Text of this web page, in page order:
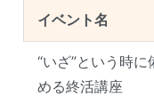
イベント名
“いざ”という時
める終活講座